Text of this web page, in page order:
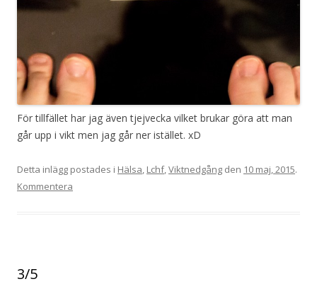
För tillfället har jag även tjejvecka vilket brukar göra att man
går upp i vikt men jag går ner istället. xD
Detta inlägg postades i Hälsa, Lchf,Viktnedgång den 10 maj, 2015.
Kommentera
3/5